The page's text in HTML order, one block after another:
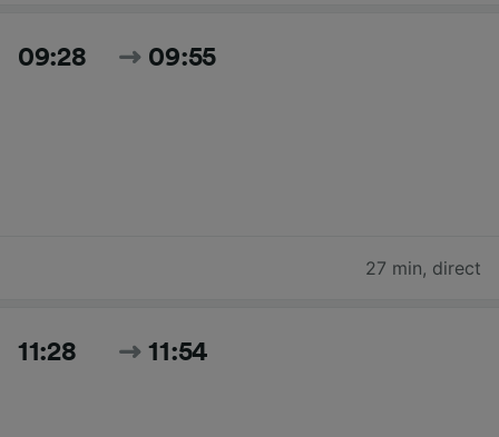
09:28 09:55
27 min, direct
11:28 11:54